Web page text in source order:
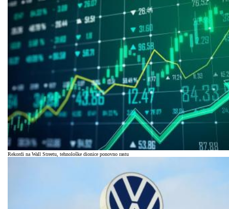
Rekordi na Wall Streetu, tehnološke dionice ponovno rastu